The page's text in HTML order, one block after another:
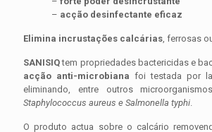
– acção desinfectante eficaz
Elimina incrustações calcárias, ferrosas
SANISIQtem propriedades bactericidas e
acção anti-microbiana foi testada por
eliminando, entre outros
Staphylococcus aureus e Salmonella typhi.
O produto actua sobre o calcário